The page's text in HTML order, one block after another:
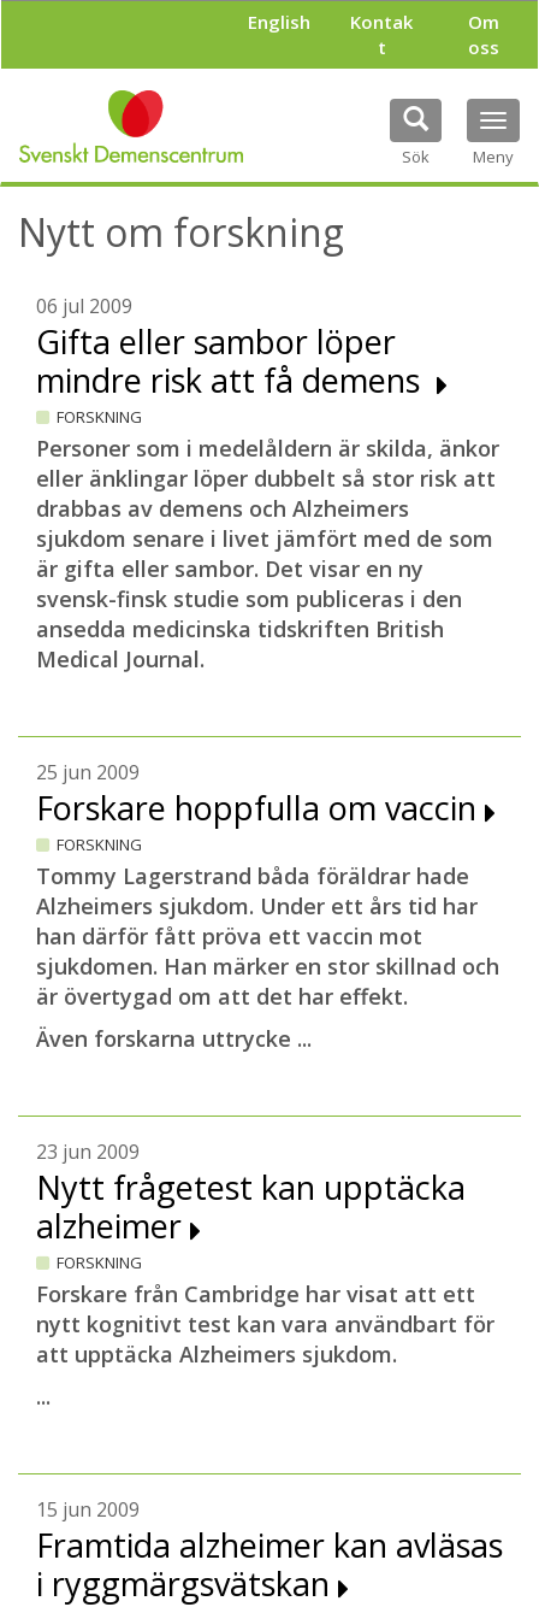
l
English
Kontak
t
Om
oss
Sök Meny
Nytt om forskning
06 jul 2009
Gifta eller sambor löper
mindre risk att få demens
FORSKNING
Personer som i medelåldern är skilda, änkor
eller änklingar löper dubbelt så stor risk att
drabbas av demens och Alzheimers
sjukdom senare i livet jämfört med de som
är gifta eller sambor. Det visar en ny
svensk-finsk studie som publiceras i den
ansedda medicinska tidskriften British
Medical Journal.
25 jun 2009
Forskare hoppfulla om vaccin
FORSKNING
Tommy Lagerstrand båda föräldrar hade
Alzheimers sjukdom. Under ett års tid har
han därför fått pröva ett vaccin mot
sjukdomen. Han märker en stor skillnad och
är övertygad om att det har effekt.
Även forskarna uttrycke ...
23 jun 2009
Nytt frågetest kan upptäcka
alzheimer
FORSKNING
Forskare från Cambridge har visat att ett
nytt kognitivt test kan vara användbart för
att upptäcka Alzheimers sjukdom.
...
15 jun 2009
Framtida alzheimer kan avläsas
i ryggmärgsvätskan